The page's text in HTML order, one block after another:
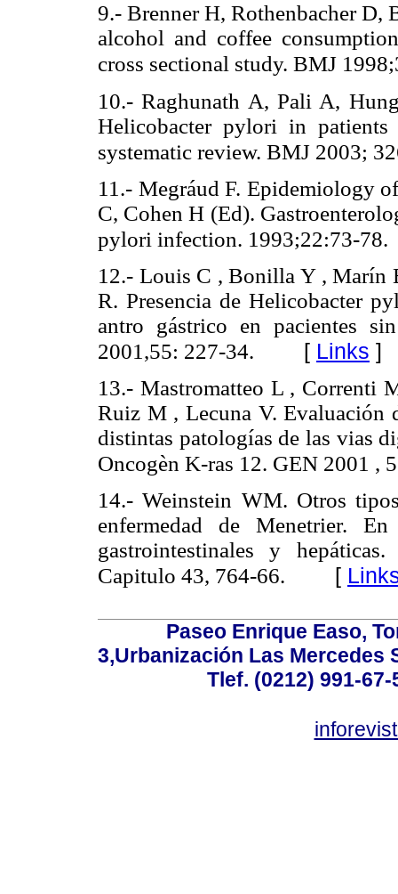
9.- Brenner H, Rothenbacher D,
alcohol and coffee
cross sectional study. BMJ
10.- Raghunath A, Pali A,
Helicobacter pylori in patients
systematic review. BMJ 2003;
11.- Megráud F. Epidemiology
C, Cohen H (Ed).
pylori infection. 1993;22:73-78.
12.- Louis C , Bonilla Y , Marín
R. Presencia de Helicobacter
antro gástrico en pacientes
2001,55: 227-34. [ Links ]
13.- Mastromatteo L , Correnti
Ruiz M , Lecuna V. Evaluación
distintas patologías de las vias
Oncogèn K-ras 12. GEN 2001 ,
14.- Weinstein WM. Otros
enfermedad de Menetrier.
gastrointestinales y
Capitulo 43, 764-66. [
Paseo Enrique Easo,
3,Urbanización Las Mercedes
Tlef. (0212) 991-